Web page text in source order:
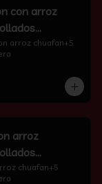
con arroz
arroz chuafan+5
arroz
chuafan+5